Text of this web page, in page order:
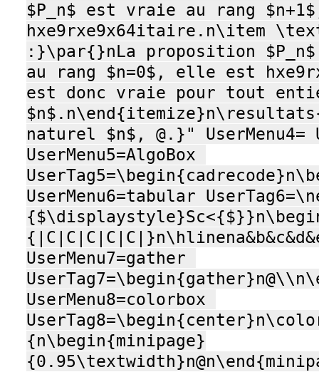
$P_n$ est vraie au rang
hxe9rxe9x64itaire.n\item
:}\par{}nLa proposition
au rang $n=0$, elle est
est donc vraie pour tout
naturel $n$, @.}" UserMenu4=
UserMenu5=AlgoBox
UserMenu6=tabular
UserMenu7=gather
UserMenu8=colorbox
{n\begin{minipage}